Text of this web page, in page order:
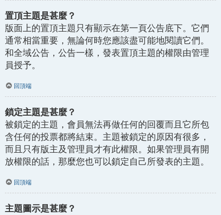
置頂主題是甚麼？
版面上的置頂主題只有顯示在第一頁公告底下。它們
通常相當重要，無論何時您應該盡可能地閱讀它們。
和全域公告，公告一樣，發表置頂主題的權限由管理
員授予。
回頂端
鎖定主題是甚麼？
被鎖定的主題，會員無法再做任何的回覆而且它所包
含任何的投票都將結束。主題被鎖定的原因有很多，
而且只有版主及管理員才有此權限。如果管理員有開
放權限的話，那麼您也可以鎖定自己所發表的主題。
回頂端
主題圖示是甚麼？